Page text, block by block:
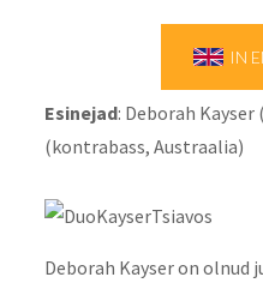
IN
Esinejad: Deborah Kayser
(kontrabass, Austraalia)
Deborah Kayser on olnud